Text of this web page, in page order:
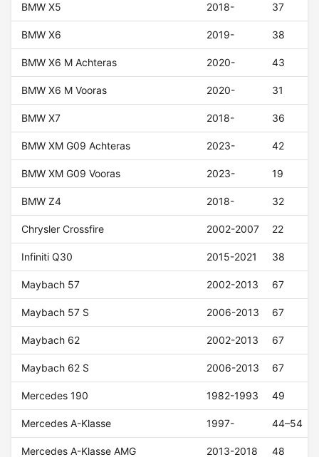
BMW X5 2018- 37
BMW X6 2019- 38
BMW X6 M Achteras 2020- 43
BMW X6 M Vooras 2020- 31
BMW X7 2018- 36
BMW XM G09 Achteras 2023- 42
BMW XM G09 Vooras 2023- 19
BMW Z4 2018- 32
Chrysler Crossfire 2002-2007 22
Infiniti Q30 2015-2021 38
Maybach 57 2002-2013 67
Maybach 57 S 2006-2013 67
Maybach 62 2002-2013 67
Maybach 62 S 2006-2013 67
Mercedes 190 1982-1993 49
Mercedes A-Klasse 1997- 44–54
Mercedes A-Klasse AMG 2013-2018 48